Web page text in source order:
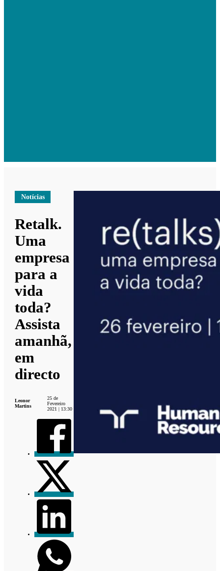
Notícias
Retalk.
Uma
empresa
para a
vida
toda?
Assista
amanhã,
em
directo
Leonor
Martins
25 de
Fevereiro
2021 | 13:30